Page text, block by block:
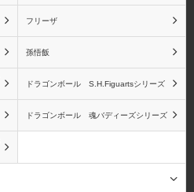
黄猿(ボルサリーノ)
バーソロミュー・くま
フリーザ
孫悟飯
ドラゴンボール S.H.Figuartsシリーズ
ドラゴンボール 魂バディーズシリーズ